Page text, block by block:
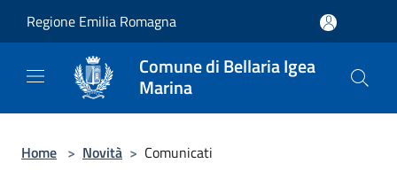
Regione Emilia Romagna
Comune di Bellaria Igea
Marina
Home > Novità > Comunicati